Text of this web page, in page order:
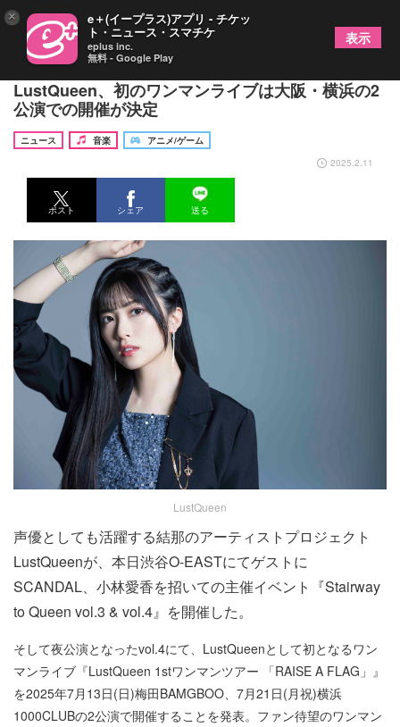
声優・結那のアーティストプロジェクト
LustQueen、初のワンマンライブは大阪・横浜の2
公演での開催が決定
ニュース 音楽
アニメ/ゲーム
2025.2.11
ポスト シェア 送る
LustQueen
声優としても活躍する結那のアーティストプロジェクト
LustQueenが、本日渋谷O-EASTにてゲストに
SCANDAL、小林愛香を招いての主催イベント『Stairway
to Queen vol.3 & vol.4』を開催した。
そして夜公演となったvol.4にて、LustQueenとして初となるワン
マンライブ『LustQueen 1stワンマンツアー 「RAISE A FLAG」』
を2025年7月13日(日)梅田BAMGBOO、7月21日(月祝)横浜
1000CLUBの2公演で開催することを発表。ファン待望のワンマン
× e＋(イープラス)アプリ - チケッ
ト・ニュース・スマチケ
eplus inc.
無料 - Google Play
表示